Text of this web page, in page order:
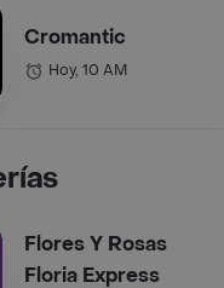
Cromantic
Hoy, 10 AM
Flores Y Rosas
Floria Express